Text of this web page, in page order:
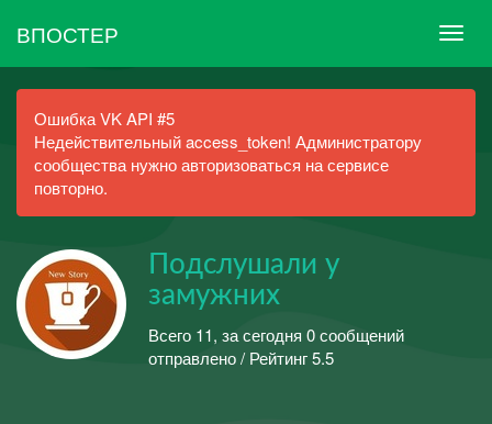
ВПОСТЕР
Ошибка VK API #5
Недействительный access_token! Администратору
сообщества нужно авторизоваться на сервисе
повторно.
Подслушали у
замужних
Всего 11, за сегодня 0 сообщений
отправлено / Рейтинг 5.5